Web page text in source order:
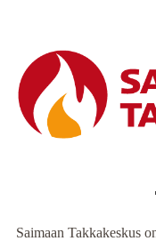
Saimaan Takkakeskus